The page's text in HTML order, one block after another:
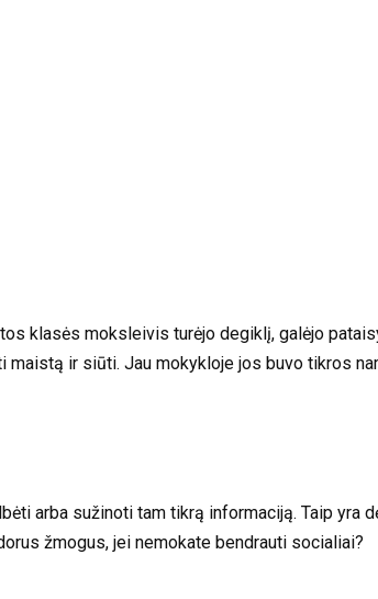
klasės moksleivis turėjo degiklį, galėjo
maistą ir siūti. Jau mokykloje jos buvo tikros
arba sužinoti tam tikrą informaciją. Taip yra
žmogus, jei nemokate bendrauti socialiai?